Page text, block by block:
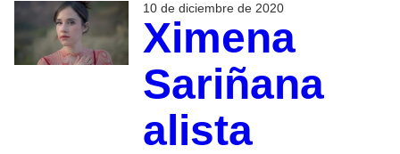
10 de diciembre de 2020
Ximena
Sariñana
alista